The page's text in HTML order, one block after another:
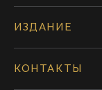
ИЗДАНИЕ
КОНТАКТЫ